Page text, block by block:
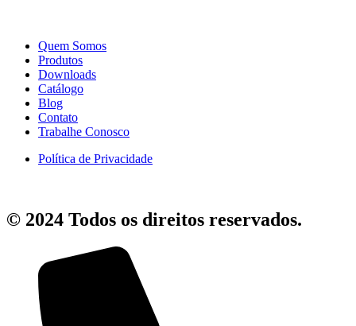
Quem Somos
Produtos
Downloads
Catálogo
Blog
Contato
Trabalhe Conosco
Política de Privacidade
© 2024 Todos os direitos reservados.